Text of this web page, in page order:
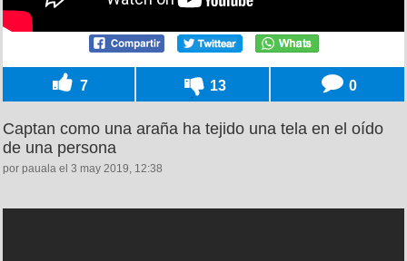
7 13 0
Captan como una araña ha tejido una tela en el oído
de una persona
por pauala el 3 may 2019, 12:38